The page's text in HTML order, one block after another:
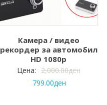
Камера / видео
рекордер за автомобил
HD 1080p
Цена: 2,000.00ден
799.00ден